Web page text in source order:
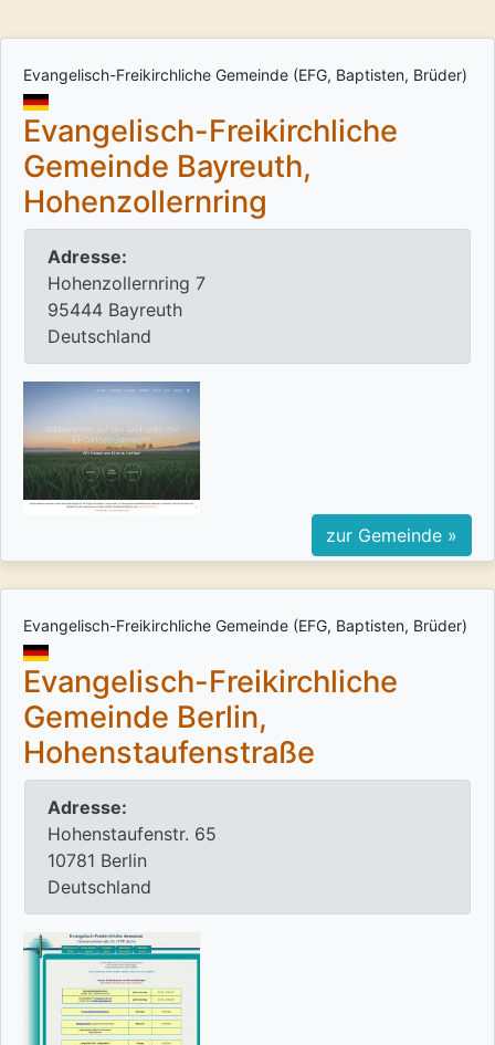
Evangelisch-Freikirchliche Gemeinde (EFG, Baptisten, Brüder)
Evangelisch-Freikirchliche
Gemeinde Bayreuth,
Hohenzollernring
Adresse:
Hohenzollernring 7
95444 Bayreuth
Deutschland
zur Gemeinde »
Evangelisch-Freikirchliche Gemeinde (EFG, Baptisten, Brüder)
Evangelisch-Freikirchliche
Gemeinde Berlin,
Hohenstaufenstraße
Adresse:
Hohenstaufenstr. 65
10781 Berlin
Deutschland